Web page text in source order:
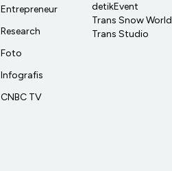
Entrepreneur
Research
Foto
Infografis
CNBC TV
detikEvent
Trans Snow World
Trans Studio